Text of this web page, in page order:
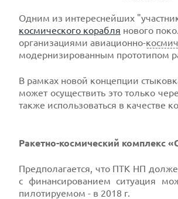
Одним из интереснейших
космического корабля нового
организациями авиационно-
модернизированным прототипом
В рамках новой концепции
может осуществить это только
также использоваться в качестве
Ракетно-космический комплекс
Предполагается, что ПТК НП
с финансированием ситуация
пилотируемом - в 2018 г.